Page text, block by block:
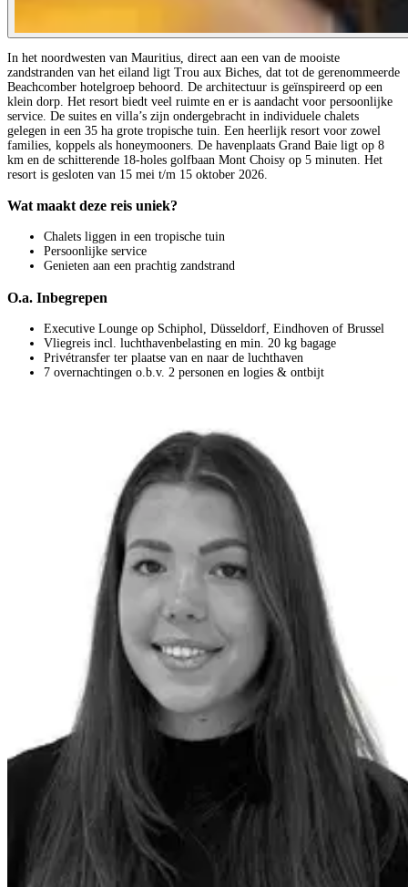
In het noordwesten van Mauritius, direct aan een van de mooiste
zandstranden van het eiland ligt Trou aux Biches, dat tot de gerenommeerde
Beachcomber hotelgroep behoord. De architectuur is geïnspireerd op een
klein dorp. Het resort biedt veel ruimte en er is aandacht voor persoonlijke
service. De suites en villa’s zijn ondergebracht in individuele chalets
gelegen in een 35 ha grote tropische tuin. Een heerlijk resort voor zowel
families, koppels als honeymooners. De havenplaats Grand Baie ligt op 8
km en de schitterende 18-holes golfbaan Mont Choisy op 5 minuten. Het
resort is gesloten van 15 mei t/m 15 oktober 2026.
Wat maakt deze reis uniek?
Chalets liggen in een tropische tuin
Persoonlijke service
Genieten aan een prachtig zandstrand
O.a. Inbegrepen
Executive Lounge op Schiphol, Düsseldorf, Eindhoven of Brussel
Vliegreis incl. luchthavenbelasting en min. 20 kg bagage
Privétransfer ter plaatse van en naar de luchthaven
7 overnachtingen o.b.v. 2 personen en logies & ontbijt